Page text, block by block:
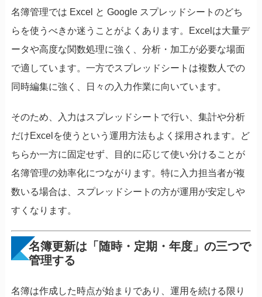
名簿管理では Excel と Google スプレッドシートのどち
らを使うべきか迷うことがよくあります。Excelは大量デ
ータや高度な関数処理に強く、分析・加工が必要な場面
で適しています。一方でスプレッドシートは複数人での
同時編集に強く、日々の入力作業に向いています。
そのため、入力はスプレッドシートで行い、集計や分析
だけExcelを使うという運用方法もよく採用されます。ど
ちらか一方に固定せず、目的に応じて使い分けることが
名簿管理の効率化につながります。特に入力担当者が複
数いる場合は、スプレッドシートの方が運用が安定しや
すくなります。
名簿更新は「随時・定期・年度」の三つで
管理する
名簿は作成した時点が始まりであり、運用を続ける限り